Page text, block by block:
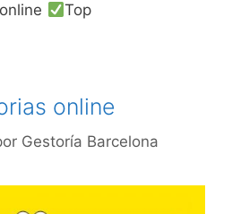
Top
online
Gestoría Barcelona